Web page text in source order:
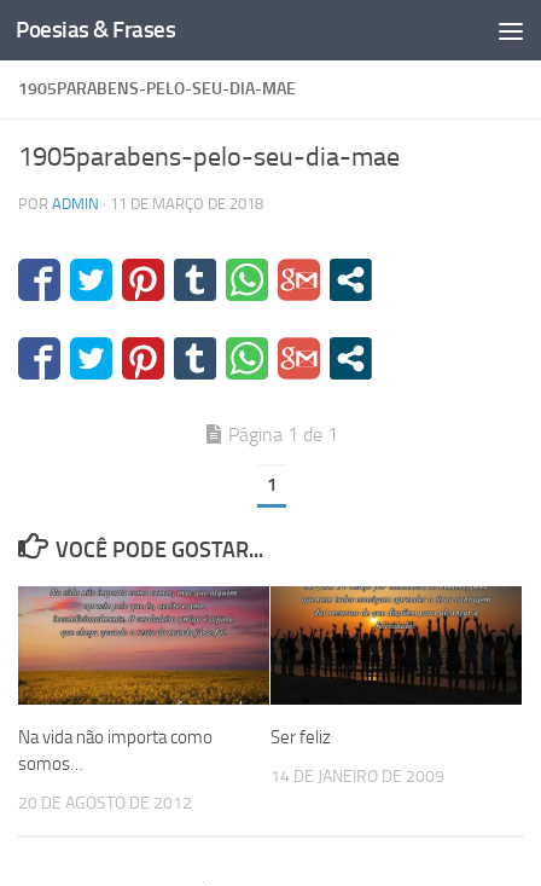
Skip to content
Poesias & Frases
1905PARABENS-PELO-SEU-DIA-MAE
1905parabens-pelo-seu-dia-mae
POR ADMIN · 11 DE MARÇO DE 2018
Página 1 de 1
1
VOCÊ PODE GOSTAR...
Na vida não importa como
somos…
20 DE AGOSTO DE 2012
Ser feliz
14 DE JANEIRO DE 2009